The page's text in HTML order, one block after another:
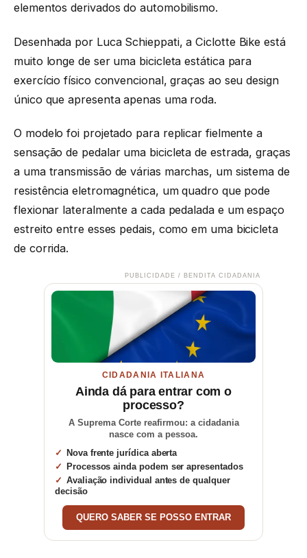
elementos derivados do automobilismo.
Desenhada por Luca Schieppati, a Ciclotte Bike está
muito longe de ser uma bicicleta estática para
exercício físico convencional, graças ao seu design
único que apresenta apenas uma roda.
O modelo foi projetado para replicar fielmente a
sensação de pedalar uma bicicleta de estrada, graças
a uma transmissão de várias marchas, um sistema de
resistência eletromagnética, um quadro que pode
flexionar lateralmente a cada pedalada e um espaço
estreito entre esses pedais, como em uma bicicleta
de corrida.
PUBLICIDADE / BENDITA CIDADANIA
CIDADANIA ITALIANA
Ainda dá para entrar com o
processo?
A Suprema Corte reafirmou: a cidadania
nasce com a pessoa.
Nova frente jurídica aberta
Processos ainda podem ser apresentados
Avaliação individual antes de qualquer
decisão
QUERO SABER SE POSSO ENTRAR